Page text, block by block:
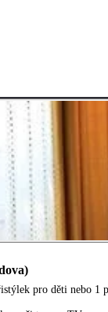
pro děti nebo